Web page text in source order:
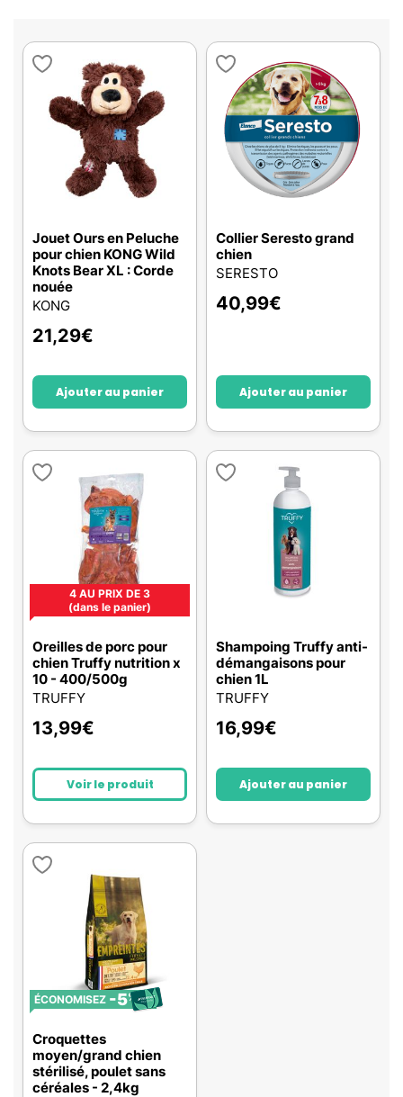
Jouet Ours en Peluche
pour chien KONG Wild
Knots Bear XL : Corde
nouée
KONG
21,29€
Ajouter au panier
Collier Seresto grand
chien
SERESTO
40,99€
Ajouter au panier
4 AU PRIX DE 3
(dans le panier)
Oreilles de porc pour
chien Truffy nutrition x
10 - 400/500g
TRUFFY
13,99€
Voir le produit
Shampoing Truffy anti-
démangaisons pour
chien 1L
TRUFFY
16,99€
Ajouter au panier
ÉCONOMISEZ -5%
Croquettes
moyen/grand chien
stérilisé, poulet sans
céréales - 2,4kg